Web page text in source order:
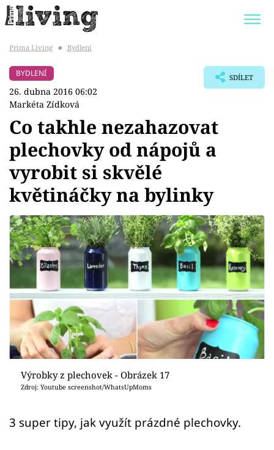
BYDLENÍ SLAVNÝCH
Témata
Bydlení
Zahrada
Design
Sledujte prima+
Přihlášení
Sledujte nás
Prima Living ■ Bydlení
BYDLENÍ
26. dubna 2016 06:02
Markéta Zídková
SDÍLET
Co takhle nezahazovat
plechovky od nápojů a
vyrobit si skvělé
květináčky na bylinky
Výrobky z plechovek - Obrázek 17
Zdroj: Youtube screenshot/WhatsUpMoms
3 super tipy, jak využít prázdné plechovky.